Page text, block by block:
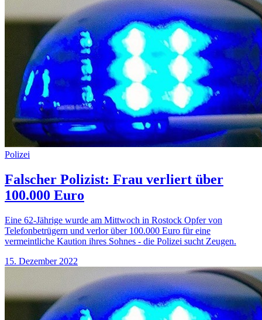
Polizei
Falscher Polizist: Frau verliert über
100.000 Euro
Eine 62-Jährige wurde am Mittwoch in Rostock Opfer von
Telefonbetrügern und verlor über 100.000 Euro für eine
vermeintliche Kaution ihres Sohnes - die Polizei sucht Zeugen.
15. Dezember 2022